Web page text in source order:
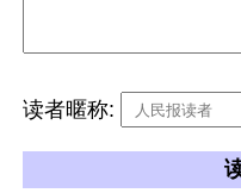
读者暱称: